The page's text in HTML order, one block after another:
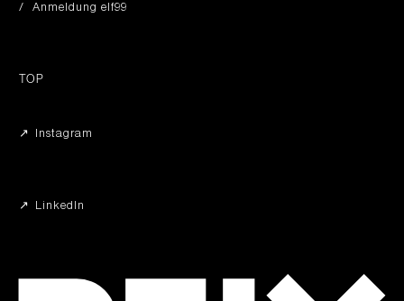
/ Anmeldung elf99
TOP
↗︎ Instagram
↗︎ LinkedIn